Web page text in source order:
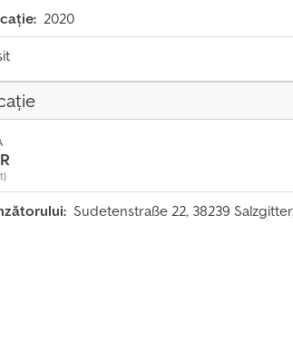
2020
Sudetenstraße 22, 38239